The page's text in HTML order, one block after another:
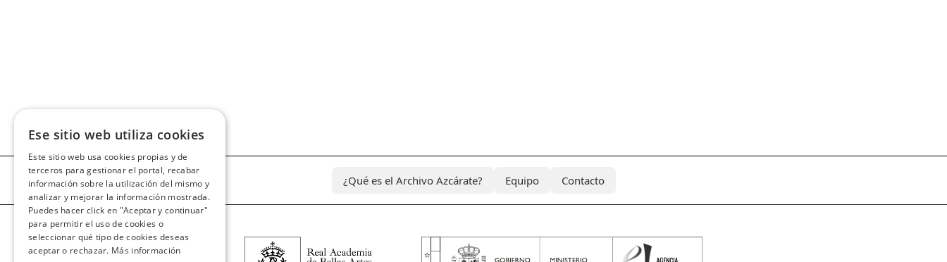
¿Qué es el Archivo Azcárate? Equipo Contacto
Ese sitio web utiliza cookies
Este sitio web usa cookies propias y de
terceros para gestionar el portal, recabar
información sobre la utilización del mismo y
analizar y mejorar la información mostrada.
Puedes hacer click en "Aceptar y continuar"
para permitir el uso de cookies o
seleccionar qué tipo de cookies deseas
aceptar o rechazar. Más información